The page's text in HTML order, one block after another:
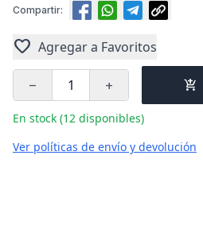
Compartir:
favorite Agregar a Favoritos
remove add add_shopping_cart
En stock (12 disponibles)
Ver políticas de envío y devolución